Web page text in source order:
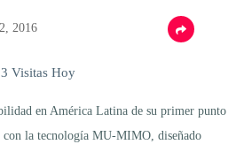
2016
Visitas Hoy
en América Latina de su primer punto
con la tecnología MU-MIMO, diseñado